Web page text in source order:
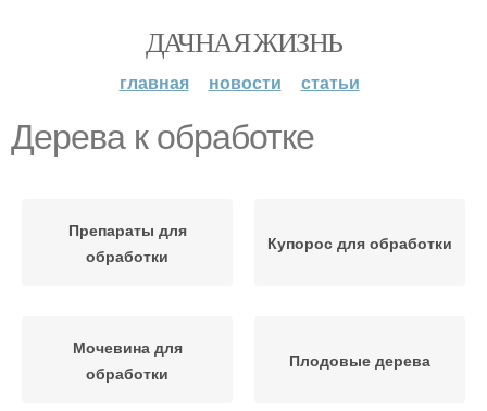
ДАЧНАЯ ЖИЗНЬ
главная новости статьи
Дерева к обработке
Препараты для
обработки
Купорос для обработки
Мочевина для
обработки
Плодовые дерева